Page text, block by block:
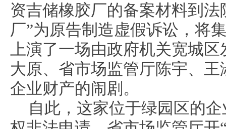
资吉储橡胶厂的备案材料到
厂”为原告制造虚假诉讼，将
上演了一场由政府机关宽城
大原、省市场监管厅陈宇、
企业财产的闹剧。
自此，这家位于绿园区的